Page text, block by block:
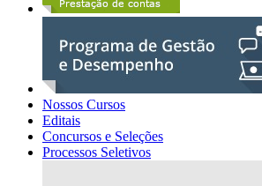
Nossos Cursos
Editais
Concursos e Seleções
Processos Seletivos